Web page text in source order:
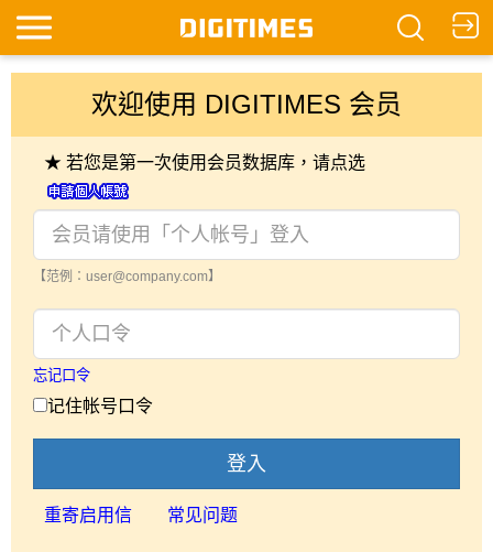
欢迎使用 DIGITIMES 会员
★ 若您是第一次使用会员数据库，请点选
【范例：user@company.com】
忘记口令
记住帐号口令
登入
重寄启用信 常见问题